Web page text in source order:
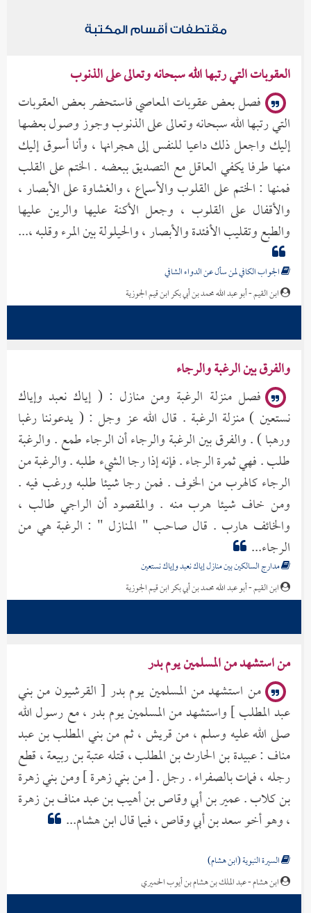
مقتطفات أقسام المكتبة
العقوبات التي رتبها الله سبحانه وتعالى على الذنوب
فصل بعض عقوبات المعاصي فاستحضر بعض العقوبات
التي رتبها الله سبحانه وتعالى على الذنوب وجوز وصول بعضها
إليك واجعل ذلك داعيا للنفس إلى هجرانها ، وأنا أسوق إليك
منها طرفا يكفي العاقل مع التصديق ببعضه . الختم على القلب
فمنها : الختم على القلوب والأسماع ، والغشاوة على الأبصار ،
والأقفال على القلوب ، وجعل الأكنة عليها والرين عليها
والطبع وتقليب الأفئدة والأبصار ، والحيلولة بين المرء وقلبه ،...
الجواب الكافي لمن سأل عن الدواء الشافي
ابن القيم - أبو عبد الله محمد بن أبي بكر ابن قيم الجوزية
والفرق بين الرغبة والرجاء
فصل منزلة الرغبة ومن منازل : ( إياك نعبد وإياك
نستعين ) منزلة الرغبة . قال الله عز وجل : ( يدعوننا رغبا
ورهبا ) . والفرق بين الرغبة والرجاء أن الرجاء طمع . والرغبة
طلب . فهي ثمرة الرجاء . فإنه إذا رجا الشيء طلبه . والرغبة من
الرجاء كالهرب من الخوف . فمن رجا شيئا طلبه ورغب فيه .
ومن خاف شيئا هرب منه . والمقصود أن الراجي طالب ،
والخائف هارب . قال صاحب " المنازل " : الرغبة هي من
الرجاء...
مدارج السالكين بين منازل إياك نعبد وإياك نستعين
ابن القيم - أبو عبد الله محمد بن أبي بكر ابن قيم الجوزية
من استشهد من المسلمين يوم بدر
من استشهد من المسلمين يوم بدر [ القرشيون من بني
عبد المطلب ] واستشهد من المسلمين يوم بدر ، مع رسول الله
صلى الله عليه وسلم ، من قريش ، ثم من بني المطلب بن عبد
مناف : عبيدة بن الحارث بن المطلب ، قتله عتبة بن ربيعة ، قطع
رجله ، فمات بالصفراء . رجل . [ من بني زهرة ] ومن بني زهرة
بن كلاب . عمير بن أبي وقاص بن أهيب بن عبد مناف بن زهرة
، وهو أخو سعد بن أبي وقاص ، فيما قال ابن هشام...
السيرة النبوية (ابن هشام)
ابن هشام - عبد الملك بن هشام بن أيوب الحميري